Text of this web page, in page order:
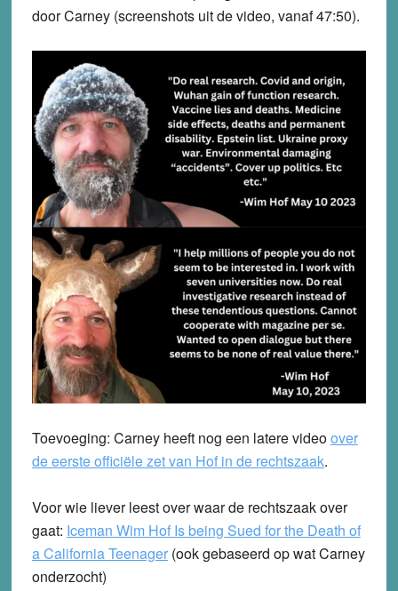
door Carney (screenshots uit de video, vanaf 47:50).
Toevoeging: Carney heeft nog een latere videoover
de eerste officiële zet van Hof in de rechtszaak.
Voor wie liever leest over waar de rechtszaak over
gaat: Iceman Wim Hof Is being Sued for the Death of
a California Teenager(ook gebaseerd op wat Carney
onderzocht)